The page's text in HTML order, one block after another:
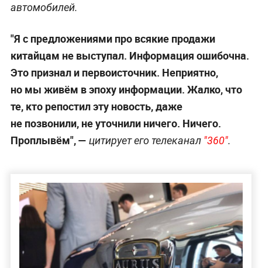
автомобилей.
"Я с предложениями про всякие продажи
китайцам не выступал. Информация ошибочна.
Это признал и первоисточник. Неприятно,
но мы живём в эпоху информации. Жалко, что
те, кто репостил эту новость, даже
не позвонили, не уточнили ничего. Ничего.
Проплывём",— цитирует его телеканал "360".